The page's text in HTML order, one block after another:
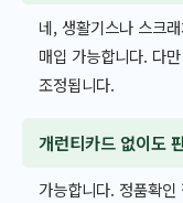
네, 생활기스나 스크
매입 가능합니다. 다
조정됩니다.
개런티카드 없이도
가능합니다. 정품확